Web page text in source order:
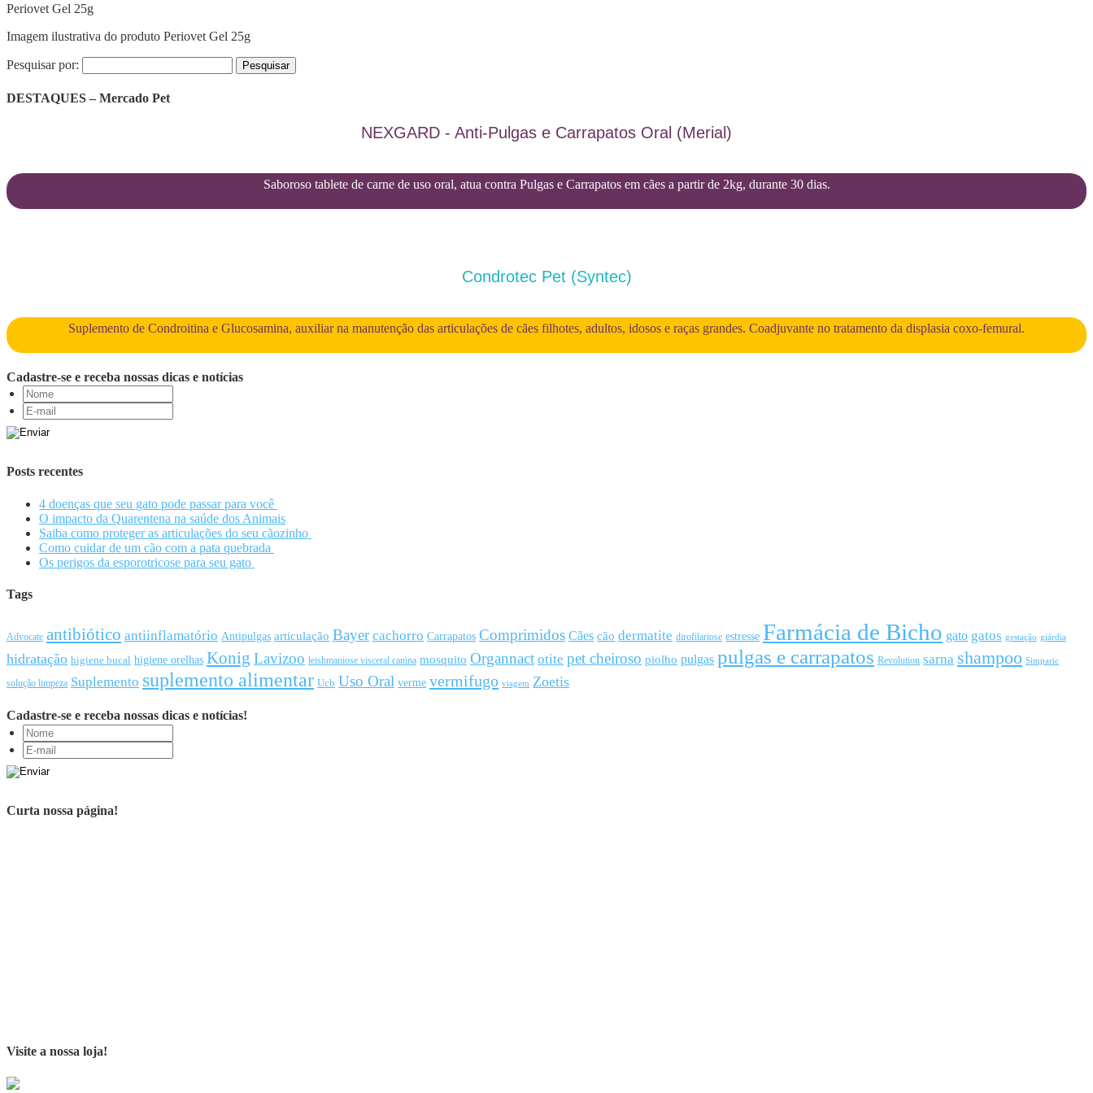
Periovet Gel 25g
Imagem ilustrativa do produto Periovet Gel 25g
Pesquisar por:
DESTAQUES – Mercado Pet
NEXGARD - Anti-Pulgas e Carrapatos Oral (Merial)
Saboroso tablete de carne de uso oral, atua contra Pulgas e Carrapatos em cães a partir de 2kg, durante 30 dias.
Condrotec Pet (Syntec)
Suplemento de Condroitina e Glucosamina, auxiliar na manutenção das articulações de cães filhotes, adultos, idosos e raças grandes. Coadjuvante no tratamento da displasia coxo-femural.
Cadastre-se e receba nossas dicas e notícias
Posts recentes
4 doenças que seu gato pode passar para você
O impacto da Quarentena na saúde dos Animais
Saiba como proteger as articulações do seu cãozinho
Como cuidar de um cão com a pata quebrada
Os perigos da esporotricose para seu gato
Tags
Advocate antibiótico antiinflamatório Antipulgas articulação Bayer cachorro Carrapatos Comprimidos Cães cão dermatite dirofilariose estresse Farmácia de Bicho gato gatos gestação giárdia
hidratação higiene bucal higiene orelhas Konig Lavizoo leishmaniose visceral canina mosquito Organnact otite pet cheiroso piolho pulgas pulgas e carrapatos Revolution sarna shampoo Simparic
solução limpeza Suplemento suplemento alimentar Ucb Uso Oral verme vermifugo viagem Zoetis
Cadastre-se e receba nossas dicas e notícias!
Curta nossa página!
Visite a nossa loja!